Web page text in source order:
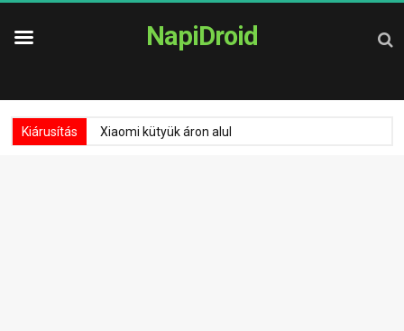
NapiDroid
Kiárusítás Xiaomi kütyük áron alul